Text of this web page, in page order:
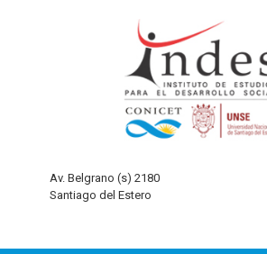
Av. Belgrano (s) 2180
Santiago del Estero